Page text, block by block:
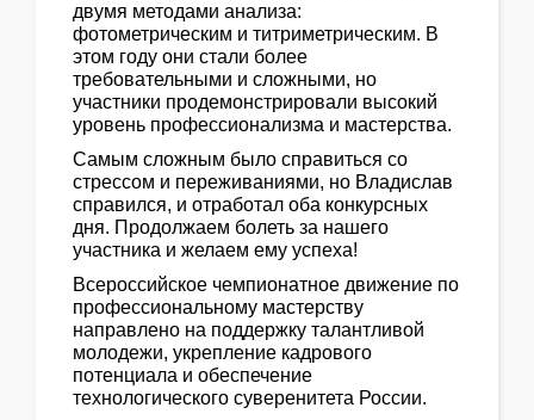
двумя методами анализа:
фотометрическим и титриметрическим. В
этом году они стали более
требовательными и сложными, но
участники продемонстрировали высокий
уровень профессионализма и мастерства.
Самым сложным было справиться со
стрессом и переживаниями, но Владислав
справился, и отработал оба конкурсных
дня. Продолжаем болеть за нашего
участника и желаем ему успеха!
Всероссийское чемпионатное движение по
профессиональному мастерству
направлено на поддержку талантливой
молодежи, укрепление кадрового
потенциала и обеспечение
технологического суверенитета России.